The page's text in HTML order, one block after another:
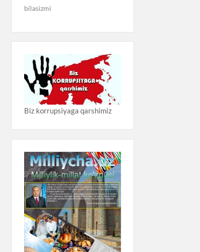
bilasizmi
Biz korrupsiyaga qarshimiz